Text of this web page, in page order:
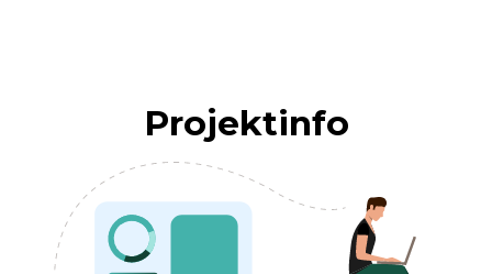
Projektinfo